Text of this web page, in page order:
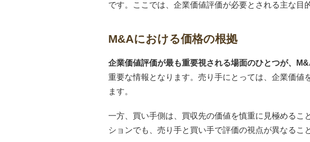
です。ここでは、企業価値評価が必要とされる主な目
M&Aにおける価格の根拠
企業価値評価が最も重要視される場面のひとつが、
重要な情報となります。売り手にとっては、企業価値
ます。
一方、買い手側は、買収先の価値を慎重に見極める
ションでも、売り手と買い手で評価の視点が異なるこ